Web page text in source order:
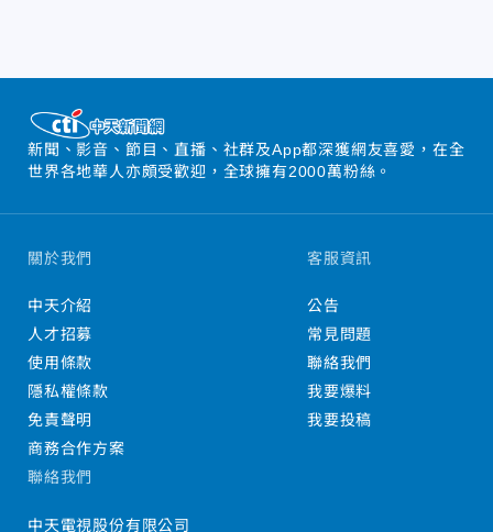
新聞、影音、節目、直播、社群及App都深獲網友喜愛，在全
世界各地華人亦頗受歡迎，全球擁有2000萬粉絲。
關於我們
中天介紹
人才招募
使用條款
隱私權條款
免責聲明
商務合作方案
客服資訊
公告
常見問題
聯絡我們
我要爆料
我要投稿
聯絡我們
中天電視股份有限公司